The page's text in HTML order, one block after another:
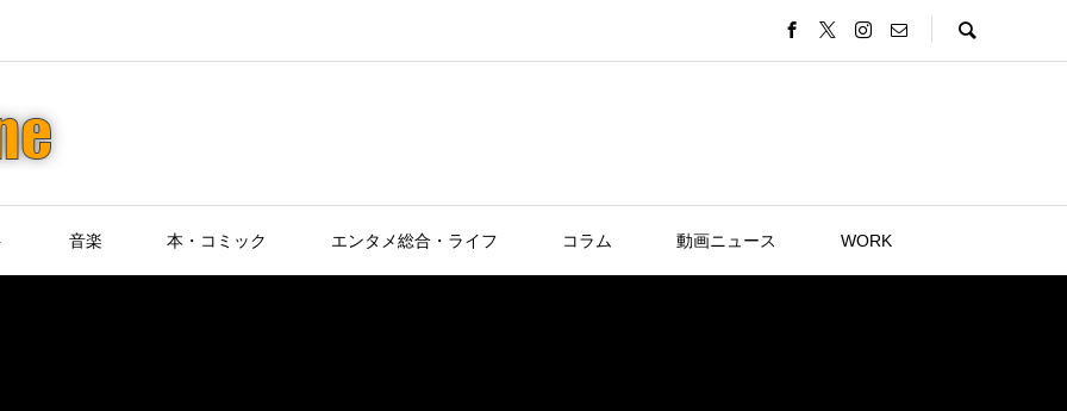
音楽 本・コミック エンタメ総合・ライフ コラム 動画ニュース WORK